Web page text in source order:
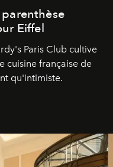
parenthèse
Eiffel
Paris Club cultive
cuisine française de
qu'intimiste.